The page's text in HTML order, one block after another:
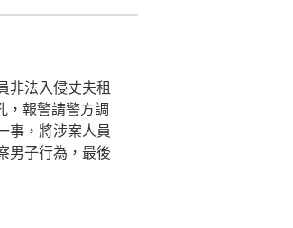
非法入侵丈夫租
，報警請警方調
事，將涉案人員
男子行為，最後